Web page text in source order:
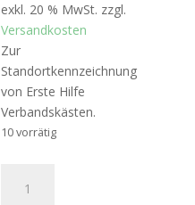
exkl. 20 % MwSt. zzgl.
Versandkosten
Zur
Standortkennzeichnung
von Erste Hilfe
Verbandskästen.
10 vorrätig
"Erste